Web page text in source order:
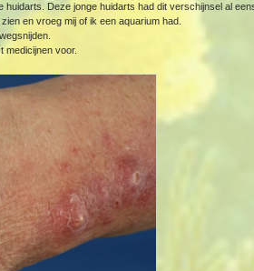
Deze jonge huidarts had dit verschijnsel al
en vroeg mij of ik een aquarium had.
medicijnen voor.